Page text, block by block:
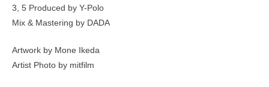
3, 5 Produced by Y-Polo
Mix & Mastering by DADA
Artwork by Mone Ikeda
Artist Photo by mitfilm